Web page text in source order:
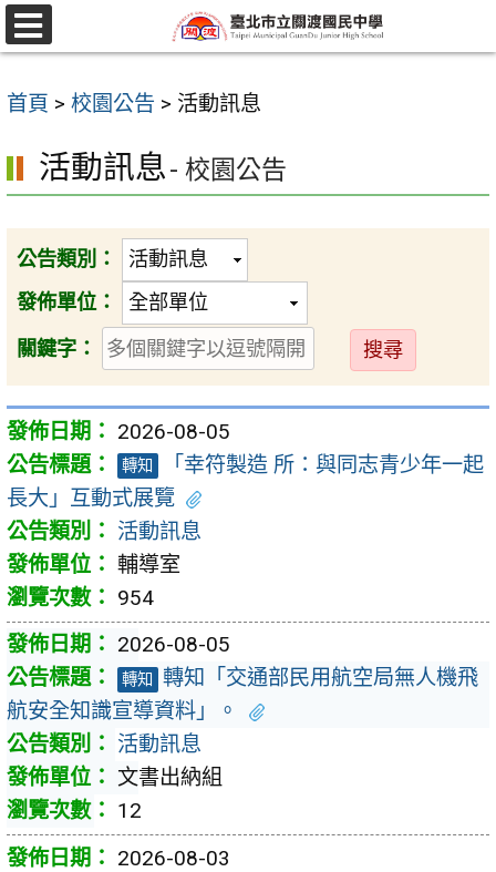
跳
至
要
容
選
單
首頁 > 校園公告 > 活動訊息
活動訊息- 校園公告
公告類別：
發佈單位：
關鍵字：
送
出
2026-08-05
轉知
「幸符製造 所：與同志青少年一起
長大」互動式展覽
活動訊息
輔導室
954
2026-08-05
轉知
轉知「交通部民用航空局無人機飛
航安全知識宣導資料」。
活動訊息
文書出納組
12
2026-08-03